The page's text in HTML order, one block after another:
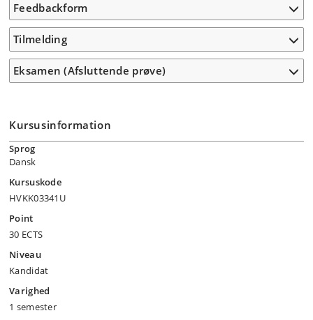
Feedbackform
Tilmelding
Eksamen (Afsluttende prøve)
Kursusinformation
Sprog
Dansk
Kursuskode
HVKK03341U
Point
30 ECTS
Niveau
Kandidat
Varighed
1 semester